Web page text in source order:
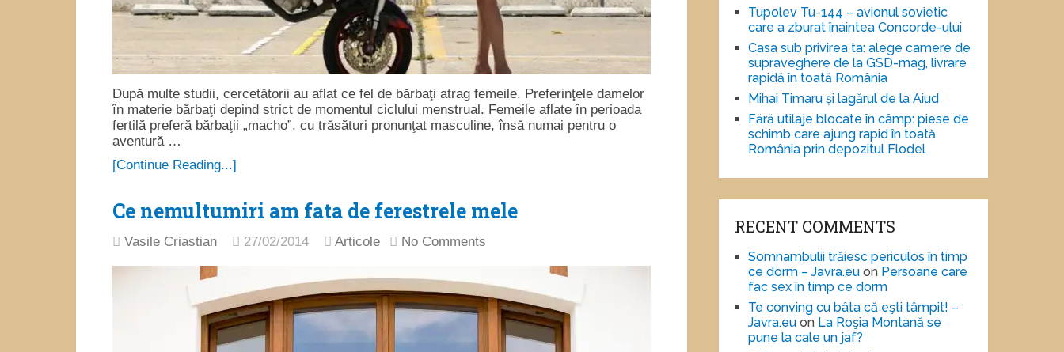
După multe studii, cercetătorii au aflat ce fel de bărbaţi atrag femeile. Preferinţele damelor
în materie bărbaţi depind strict de momentul ciclului menstrual. Femeile aflate în perioada
fertilă preferă bărbaţii „macho”, cu trăsături pronunţat masculine, însă numai pentru o
aventură …
[Continue Reading...]
Ce nemultumiri am fata de ferestrele mele
Vasile Criastian 27/02/2014 Articole No Comments
Tupolev Tu-144 – avionul sovietic
care a zburat înaintea Concorde-ului
Casa sub privirea ta: alege camere de
supraveghere de la GSD-mag, livrare
rapidă în toată România
Mihai Timaru și lagărul de la Aiud
Fără utilaje blocate în câmp: piese de
schimb care ajung rapid în toată
România prin depozitul Flodel
RECENT COMMENTS
Somnambulii trăiesc periculos în timp
ce dorm – Javra.eu on Persoane care
fac sex în timp ce dorm
Te conving cu bâta că eşti tâmpit! –
Javra.eu on La Roşia Montană se
pune la cale un jaf?